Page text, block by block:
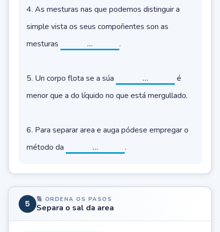
4. As mesturas nas que podemos distinguir a
simple vista os seus compoñentes son as
mesturas
.
5. Un corpo flota se a súa
é
menor que a do líquido no que está mergullado.
6. Para separar area e auga pódese empregar o
método da
.
5
🔢 ORDENA OS PASOS
Separa o sal da area